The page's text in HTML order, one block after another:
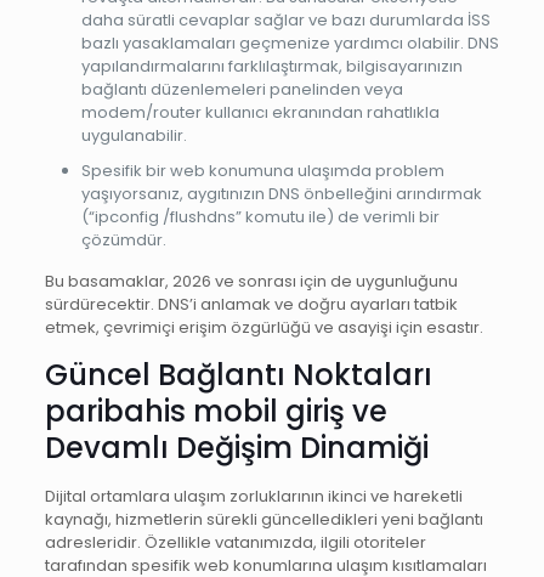
daha süratli cevaplar sağlar ve bazı durumlarda İSS
bazlı yasaklamaları geçmenize yardımcı olabilir. DNS
yapılandırmalarını farklılaştırmak, bilgisayarınızın
bağlantı düzenlemeleri panelinden veya
modem/router kullanıcı ekranından rahatlıkla
uygulanabilir.
Spesifik bir web konumuna ulaşımda problem
yaşıyorsanız, aygıtınızın DNS önbelleğini arındırmak
(“ipconfig /flushdns” komutu ile) de verimli bir
çözümdür.
Bu basamaklar, 2026 ve sonrası için de uygunluğunu
sürdürecektir. DNS’i anlamak ve doğru ayarları tatbik
etmek, çevrimiçi erişim özgürlüğü ve asayişi için esastır.
Güncel Bağlantı Noktaları
paribahis mobil giriş ve
Devamlı Değişim Dinamiği
Dijital ortamlara ulaşım zorluklarının ikinci ve hareketli
kaynağı, hizmetlerin sürekli güncelledikleri yeni bağlantı
adresleridir. Özellikle vatanımızda, ilgili otoriteler
tarafından spesifik web konumlarına ulaşım kısıtlamaları